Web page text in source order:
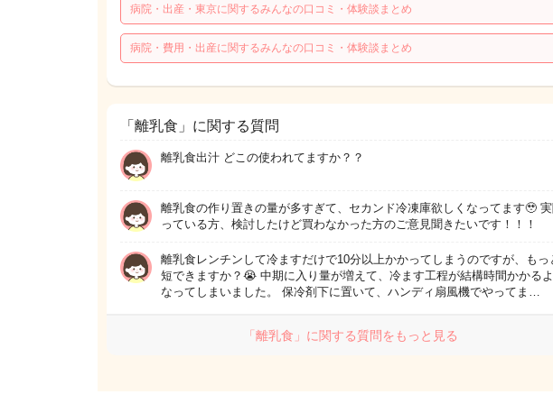
病院・出産・東京に関するみんなの口コミ・体験談まとめ
病院・費用・出産に関するみんなの口コミ・体験談まとめ
「離乳食」に関する質問
離乳食出汁 どこの使われてますか？？
離乳食の作り置きの量が多すぎて、セカンド冷凍庫欲しくなってます🥹
っている方、検討したけど買わなかった方のご意見聞きたいです！！！
離乳食レンチンして冷ますだけで10分以上かかってしまうのですが、もっ
短できますか？😭 中期に入り量が増えて、冷ます工程が結構時間かかる
なってしまいました。 保冷剤下に置いて、ハンディ扇風機でやってま…
「離乳食」に関する質問をもっと見る